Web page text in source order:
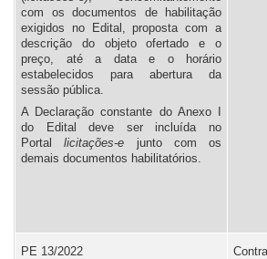
com os documentos de habilitação
exigidos no Edital, proposta com a
descrição do objeto ofertado e o
preço, até a data e o horário
estabelecidos para abertura da
sessão pública.
A Declaração constante do Anexo I
do Edital deve ser incluída no
Portal
licitações-e junto com os
demais documentos habilitatórios.
PE 13/2022